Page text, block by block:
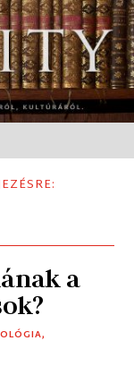
a
,